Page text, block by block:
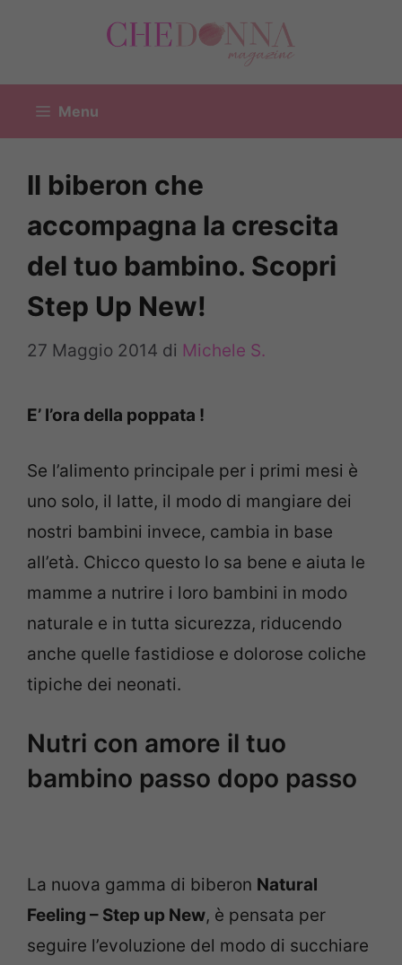
Menu
Il biberon che
accompagna la crescita
del tuo bambino. Scopri
Step Up New!
27 Maggio 2014 di Michele S.
E’ l’ora della poppata !
Se l’alimento principale per i primi mesi è
uno solo, il latte, il modo di mangiare dei
nostri bambini invece, cambia in base
all’età. Chicco questo lo sa bene e aiuta le
mamme a nutrire i loro bambini in modo
naturale e in tutta sicurezza, riducendo
anche quelle fastidiose e dolorose coliche
tipiche dei neonati.
Nutri con amore il tuo
bambino passo dopo passo
La nuova gamma di biberon Natural
Feeling – Step up New, è pensata per
seguire l’evoluzione del modo di succhiare